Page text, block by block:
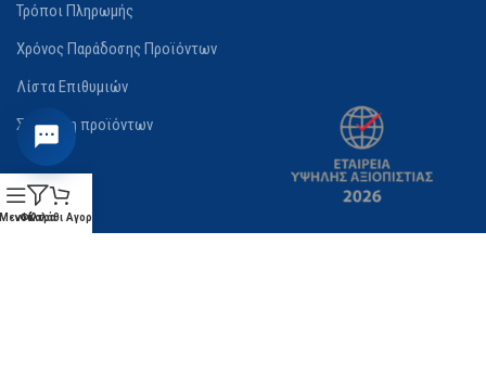
Τρόποι Πληρωμής
Χρόνος Παράδοσης Προϊόντων
Λίστα Επιθυμιών
Σύγκριση προϊόντων
ΜενούΦίλτρα
Καλάθι Αγορών